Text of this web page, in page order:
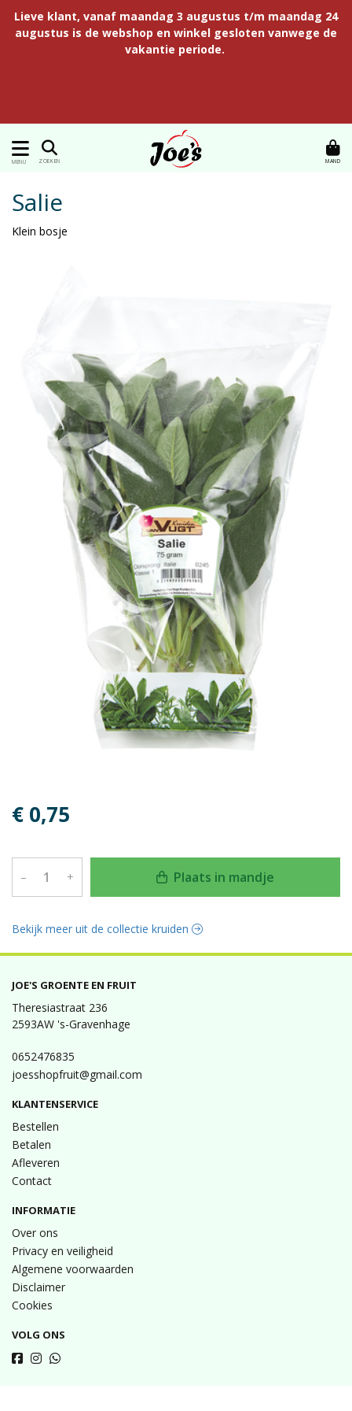
Lieve klant, vanaf maandag 3 augustus t/m maandag 24
augustus is de webshop en winkel gesloten vanwege de
vakantie periode.
MENU ZOEKEN MAND
Salie
Klein bosje
€ 0,75
– + Plaats in mandje
Bekijk meer uit de collectie kruiden
JOE'S GROENTE EN FRUIT
Theresiastraat 236
2593AW 's-Gravenhage
0652476835
joesshopfruit@gmail.com
KLANTENSERVICE
Bestellen
Betalen
Afleveren
Contact
INFORMATIE
Over ons
Privacy en veiligheid
Algemene voorwaarden
Disclaimer
Cookies
VOLG ONS